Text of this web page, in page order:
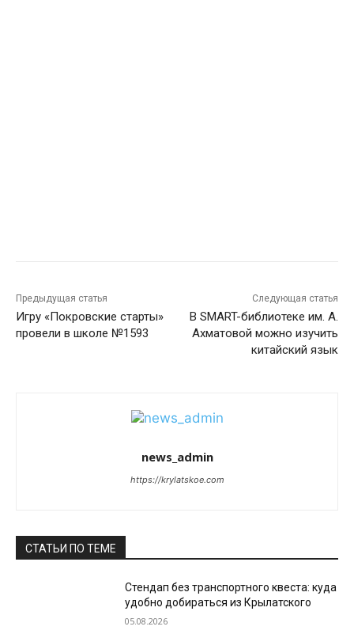
Предыдущая статья
Игру «Покровские старты»
провели в школе №1593
Следующая статья
В SMART-библиотеке им. А.
Ахматовой можно изучить
китайский язык
news_admin
https://krylatskoe.com
СТАТЬИ ПО ТЕМЕ
Стендап без транспортного квеста: куда
удобно добираться из Крылатского
05.08.2026